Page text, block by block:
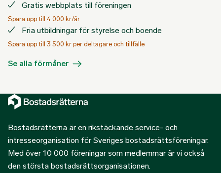
Gratis webbplats till föreningen
Spara upp till 4 000 kr/år
Fria utbildningar för styrelse och boende
Spara upp till 3 500 kr per deltagare och tillfälle
Se alla förmåner
Bostadsrätterna är en rikstäckande service- och
intresseorganisation för Sveriges bostadsrättsföreningar.
Med över 10 000 föreningar som medlemmar är vi också
den största bostadsrättsorganisationen.